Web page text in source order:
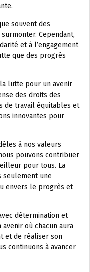
souvent des
Cependant,
et à l’engagement
que des progrès
lutte pour un avenir
des droits des
de travail équitables et
innovantes pour
à nos valeurs
pouvons contribuer
pour tous. La
seulement une
envers le progrès et
détermination et
où chacun aura
et de réaliser son
continuons à avancer